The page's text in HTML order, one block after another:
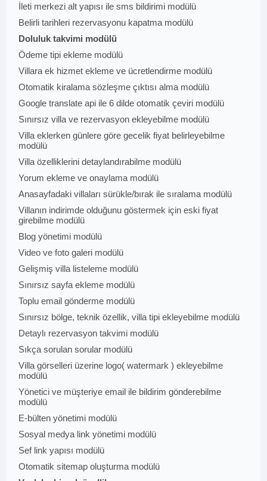
İleti merkezi alt yapısı ile sms bildirimi modülü
Belirli tarihleri rezervasyonu kapatma modülü
Doluluk takvimi modülü
Ödeme tipi ekleme modülü
Villara ek hizmet ekleme ve ücretlendirme modülü
Otomatik kiralama sözleşme çıktısı alma modülü
Google translate api ile 6 dilde otomatik çeviri modülü
Sınırsız villa ve rezervasyon ekleyebilme modülü
Villa eklerken günlere göre gecelik fiyat belirleyebilme
modülü
Villa özelliklerini detaylandırabilme modülü
Yorum ekleme ve onaylama modülü
Anasayfadaki villaları sürükle/bırak ile sıralama modülü
Villanın indirimde olduğunu göstermek için eski fiyat
girebilme modülü
Blog yönetimi modülü
Video ve foto galeri modülü
Gelişmiş villa listeleme modülü
Sınırsız sayfa ekleme modülü
Toplu email gönderme modülü
Sınırsız bölge, teknik özellik, villa tipi ekleyebilme modülü
Detaylı rezervasyon takvimi modülü
Sıkça sorulan sorular modülü
Villa görselleri üzerine logo( watermark ) ekleyebilme
modülü
Yönetici ve müşteriye email ile bildirim gönderebilme
modülü
E-bülten yönetimi modülü
Sosyal medya link yönetimi modülü
Sef link yapısı modülü
Otomatik sitemap oluşturma modülü